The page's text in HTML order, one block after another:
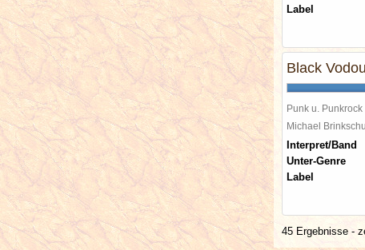
Label
Black
Punk u. Punkrock
Michael
Interpret/Band
Unter-Genre
Label
45 Ergebnisse -